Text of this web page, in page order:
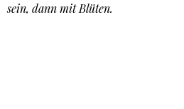
sein, dann mit Blüten.